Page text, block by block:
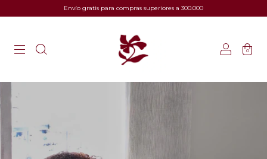
Envío gratis para compras superiores a 300.000
0